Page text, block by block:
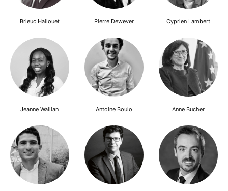
Brieuc Hallouet Pierre Dewever Cyprien Lambert
Jeanne Wallian Antoine Boulo Anne Bucher